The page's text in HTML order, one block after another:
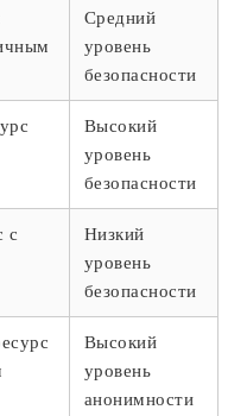
Средний
уровень
безопасности
Высокий
уровень
безопасности
с
Низкий
уровень
безопасности
Высокий
уровень
анонимности